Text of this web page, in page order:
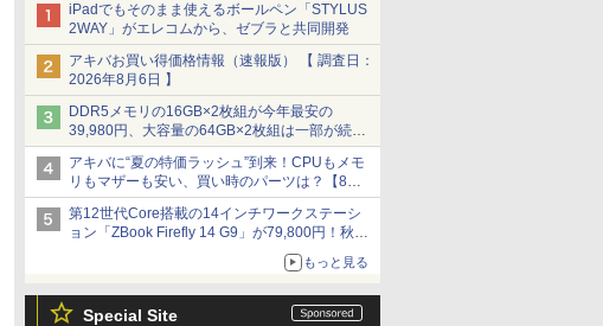
iPadでもそのまま使えるボールペン「STYLUS
2WAY」がエレコムから、ゼブラと共同開発
アキバお買い得価格情報（速報版） 【 調査日：
2026年8月6日 】
DDR5メモリの16GB×2枚組が今年最安の
39,980円、大容量の64GB×2枚組は一部が続騰
[8月前半のメモリ価格]
アキバに“夏の特価ラッシュ”到来！CPUもメモ
リもマザーも安い、買い時のパーツは？【8月7
日(金)22時配信】
第12世代Core搭載の14インチワークステーシ
ョン「ZBook Firefly 14 G9」が79,800円！秋葉
もっと見る
Special Site